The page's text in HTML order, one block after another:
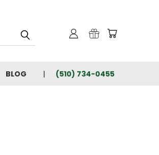
BLOG (510) 734-0455